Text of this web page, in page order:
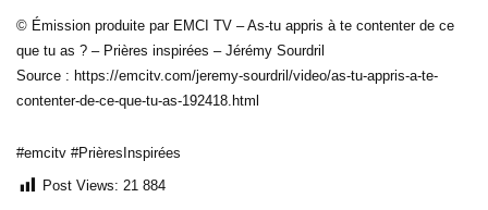
© Émission produite par EMCI TV – As-tu appris à te contenter de ce
que tu as ? – Prières inspirées – Jérémy Sourdril
Source : https://emcitv.com/jeremy-sourdril/video/as-tu-appris-a-te-
contenter-de-ce-que-tu-as-192418.html
#emcitv #PrièresInspirées
Post Views: 21 884